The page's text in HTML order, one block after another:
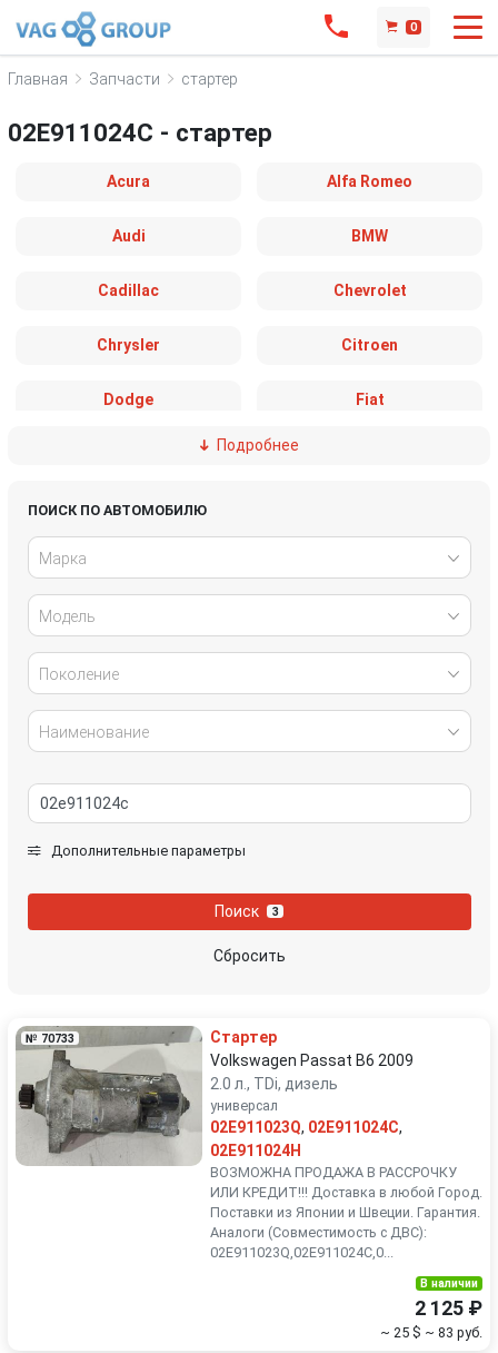
0
Главная Запчасти стартер
02E911024C - стартер
Acura Alfa Romeo
Audi BMW
Cadillac Chevrolet
Chrysler Citroen
Dodge Fiat
Honda
Kia
Land Rover
Mazda Mercedes-Benz
Nissan Opel
SEAT Skoda
Smart
Subaru
Volkswagen
Подробнее
ПОИСК ПО АВТОМОБИЛЮ
Марка
Модель
Поколение
Наименование
Дополнительные параметры
Поиск 3
Сбросить
№ 70733
Стартер
Volkswagen Passat B6 2009
2.0 л., TDi, дизель
универсал
02E911023Q, 02E911024C,
02E911024H
ВОЗМОЖНА ПРОДАЖА В РАССРОЧКУ
ИЛИ КРЕДИТ!!! Доставка в любой Город.
Поставки из Японии и Швеции. Гарантия.
Аналоги (Совместимость с ДВС):
02E911023Q,02E911024C,0...
В наличии
2 125 ₽
~ 25 $ ~ 83 руб.